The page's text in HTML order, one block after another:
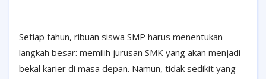
Setiap tahun, ribuan siswa SMP harus menentukan
langkah besar: memilih jurusan SMK yang akan menjadi
bekal karier di masa depan. Namun, tidak sedikit yang